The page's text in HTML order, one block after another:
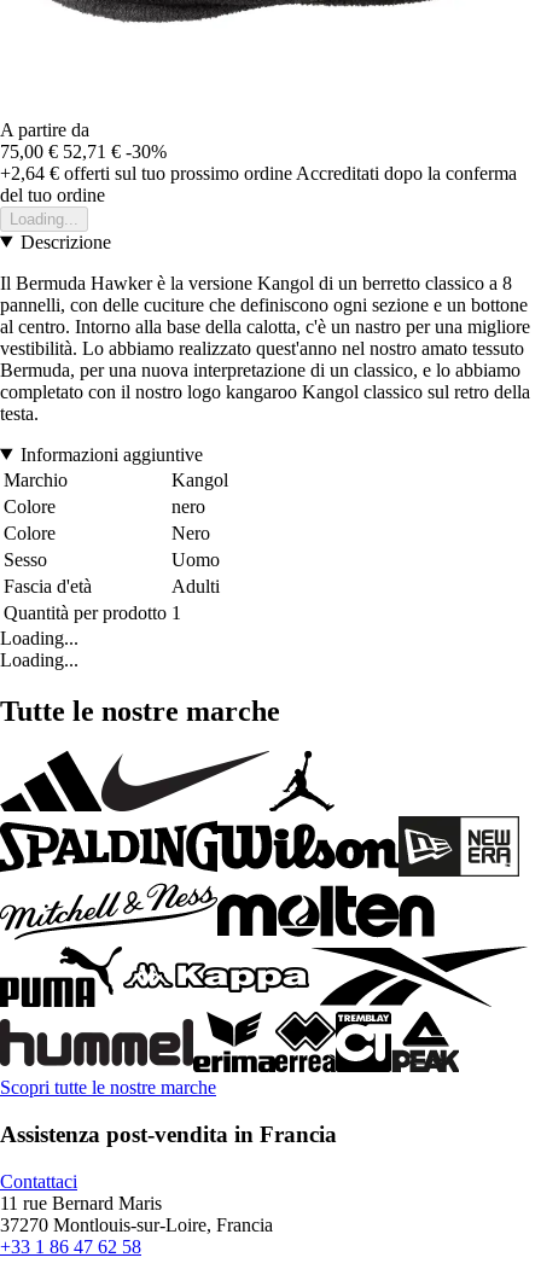
A partire da
75,00 € 52,71 € -30%
+2,64 € offerti sul tuo prossimo ordine Accreditati dopo la conferma
del tuo ordine
Loading...
Descrizione
Il Bermuda Hawker è la versione Kangol di un berretto classico a 8
pannelli, con delle cuciture che definiscono ogni sezione e un bottone
al centro. Intorno alla base della calotta, c'è un nastro per una migliore
vestibilità. Lo abbiamo realizzato quest'anno nel nostro amato tessuto
Bermuda, per una nuova interpretazione di un classico, e lo abbiamo
completato con il nostro logo kangaroo Kangol classico sul retro della
testa.
Informazioni aggiuntive
Marchio
Kangol
Colore
nero
Colore
Nero
Sesso
Uomo
Fascia d'età
Adulti
Quantità per prodotto 1
Loading...
Loading...
Tutte le nostre marche
Scopri tutte le nostre marche
Assistenza post-vendita in Francia
Contattaci
11 rue Bernard Maris
37270 Montlouis-sur-Loire, Francia
+33 1 86 47 62 58